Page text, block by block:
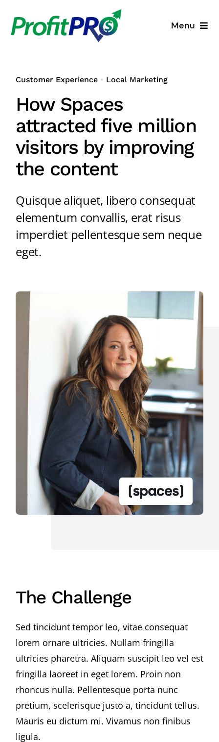
content
Menu
Process Mapping
Industry Solutions
About
Resources
Customer Experience• Local Marketing
How Spaces
attracted five million
visitors by improving
the content
Quisque aliquet, libero consequat
elementum convallis, erat risus
imperdiet pellentesque sem neque
eget.
The Challenge
Sed tincidunt tempor leo, vitae consequat
lorem ornare ultricies. Nullam fringilla
ultricies pharetra. Aliquam suscipit leo vel est
fringilla laoreet in eget lorem. Proin non
rhoncus nulla. Pellentesque porta nunc
pretium, scelerisque justo a, tincidunt tellus.
Mauris eu dictum mi. Vivamus non finibus
ligula.